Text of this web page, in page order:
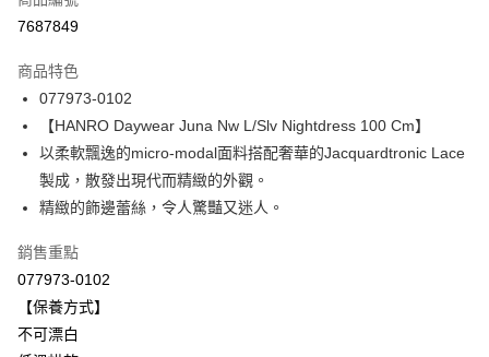
信用卡分期付款
合作金庫商業銀行
華南商業銀行
上海商業儲蓄銀行
台北富邦商業銀行
國泰世華商業銀行
兆豐國際商業銀行
臺灣中小企業銀行
匯豐（台灣）商業銀行
聯邦商業銀行
元大商業銀行
台新國際商業銀行
台灣樂天信用卡公司
Apple Pay
悠遊付
全盈+PAY
ATM付款
運送方式
付款後全家取貨$888免運-以PackAge+配客嘉循環箱包裝寄出
7687849
商品特色
077973-0102
【HANRO Daywear Juna Nw L/Slv Nightdress 100 Cm】
以柔軟飄逸的micro-modal面料搭配奢華的Jacquardtronic Lace
製成，散發出現代而精緻的外觀。
精緻的飾邊蕾絲，令人驚豔又迷人。
銷售重點
077973-0102
【保養方式】
不可漂白